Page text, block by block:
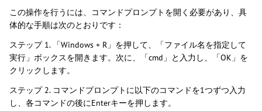
この操作を行うには、コマンドプロンプトを開く必要があり、具
体的な手順は次のとおりです：
ステップ 1. 「Windows + R」を押して、「ファイル名を指定して
実行」ボックスを開きます。次に、「cmd」と入力し、「OK」を
クリックします。
ステップ 2. コマンドプロンプトに以下のコマンドを1つずつ入力
し、各コマンドの後にEnterキーを押します。